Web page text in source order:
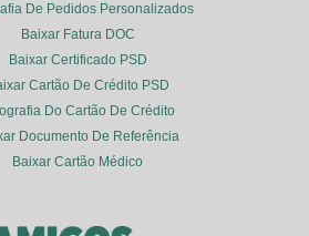
De Pedidos Personalizados
Baixar Fatura DOC
Baixar Certificado PSD
Cartão De Crédito PSD
Do Cartão De Crédito
Documento De Referência
Baixar Cartão Médico